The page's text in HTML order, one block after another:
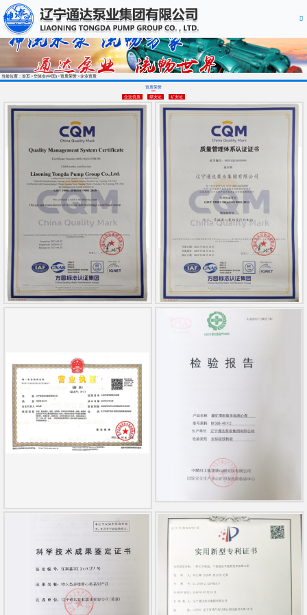
当前位置：首页 华体会(中国) 资质荣誉 企业资质
资质荣誉
企业资质 煤安证 矿安证